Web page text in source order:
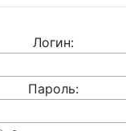
Логин:
Пароль: